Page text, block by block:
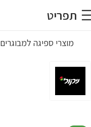
תפריט
מוצרי ספיגה למבוגרים